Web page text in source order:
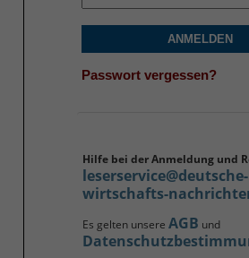
ANMELDEN
Passwort vergessen?
Hilfe bei der Anmeldung und
leserservice@deutsche-
wirtschafts-
Es gelten unsere AGB und